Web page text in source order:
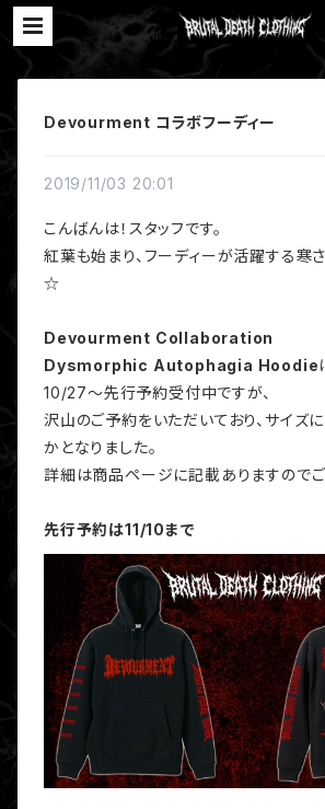
Devourment コラボフーディー
2019/11/03 20:01
こんばんは！スタッフです。
紅葉も始まり、フーディーが活躍する寒
☆
Devourment Collaboration
Dysmorphic Autophagia Hoodie
10/27～先行予約受付中ですが、
沢山のご予約をいただいており、サイズ
かとなりました。
詳細は商品ページに記載ありますのでご
先行予約は11/10まで